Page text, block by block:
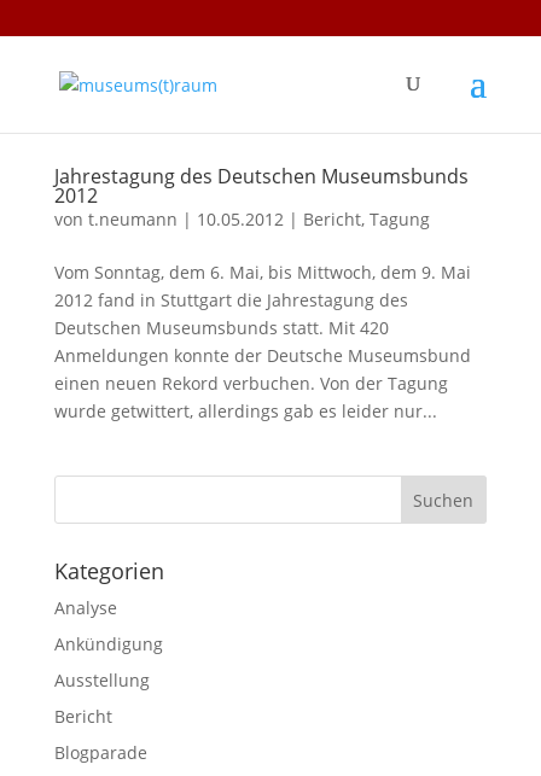
Jahrestagung des Deutschen Museumsbunds
2012
von t.neumann | 10.05.2012| Bericht, Tagung
Vom Sonntag, dem 6. Mai, bis Mittwoch, dem 9. Mai
2012 fand in Stuttgart die Jahrestagung des
Deutschen Museumsbunds statt. Mit 420
Anmeldungen konnte der Deutsche Museumsbund
einen neuen Rekord verbuchen. Von der Tagung
wurde getwittert, allerdings gab es leider nur...
Kategorien
Analyse
Ankündigung
Ausstellung
Bericht
Blogparade